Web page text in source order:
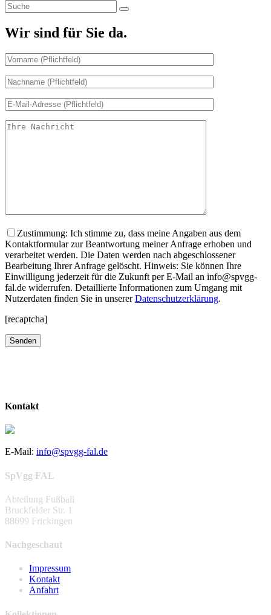
search
Wir sind für Sie da.
Zustimmung: Ich stimme zu, dass meine Angaben aus dem
Kontaktformular zur Beantwortung meiner Anfrage erhoben und
verarbeitet werden. Die Daten werden nach abgeschlossener
Bearbeitung Ihrer Anfrage gelöscht. Hinweis: Sie können Ihre
Einwilligung jederzeit für die Zukunft per E-Mail an info@spvgg-
fal.de widerrufen. Detaillierte Informationen zum Umgang mit
Nutzerdaten finden Sie in unsererDatenschutzerklärung.
[recaptcha]
Kontakt
E-Mail: info@spvgg-fal.de
SpVgg FAL
Abteilung Fußball
Bruckfelder Str. 1
88699 Frickingen
Nachgeschaut
Impressum
Kontakt
Anfahrt